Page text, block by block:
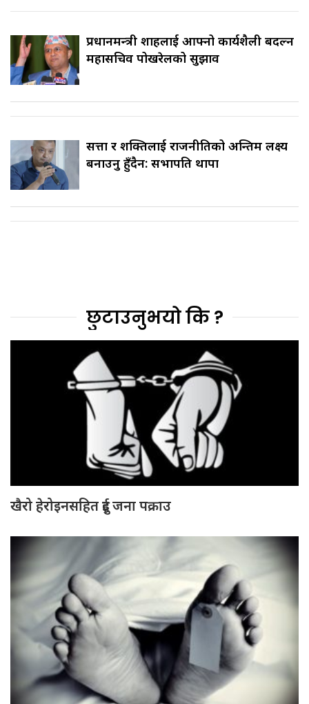
प्रधानमन्त्री शाहलाई आफ्नो कार्यशैली बदल्न
महासचिव पोखरेलको सुझाव
सत्ता र शक्तिलाई राजनीतिको अन्तिम लक्ष्य
बनाउनु हुँदैन: सभापति थापा
छुटाउनुभयो कि ?
खैरो हेरोइनसहित दुई जना पक्राउ